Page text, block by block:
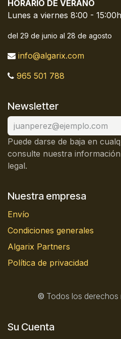
HORARIO DE VERANO
Lunes a viernes 8:00 - 15:00h
del 29 de junio al 28 de agosto
info@algarix.com
965 501 788
Newsletter
Puede darse de baja en
consulte nuestra
legal.
Nuestra empresa
Envío
Condiciones generales
Algarix Partners
Política de privacidad
© Todos los derechos
Su Cuenta